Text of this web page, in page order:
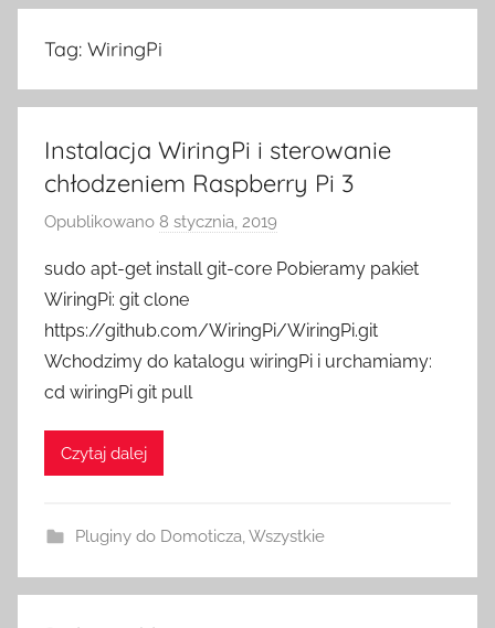
Tag: WiringPi
Instalacja WiringPi i sterowanie
chłodzeniem Raspberry Pi 3
Opublikowano 8 stycznia, 2019
z
z
H
i
c
sudo apt-get install git-core Pobieramy pakiet
WiringPi: git clone
https://github.com/WiringPi/WiringPi.git
Wchodzimy do katalogu wiringPi i urchamiamy:
cd wiringPi git pull
Czytaj dalej
Pluginy do Domoticza,Wszystkie